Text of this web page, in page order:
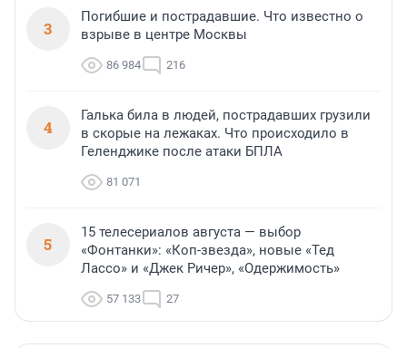
3
Погибшие и пострадавшие. Что известно о
взрыве в центре Москвы
86 984 216
4
Галька била в людей, пострадавших грузили
в скорые на лежаках. Что происходило в
Геленджике после атаки БПЛА
81 071
5
15 телесериалов августа — выбор
«Фонтанки»: «Коп-звезда», новые «Тед
Лассо» и «Джек Ричер», «Одержимость»
57 133 27